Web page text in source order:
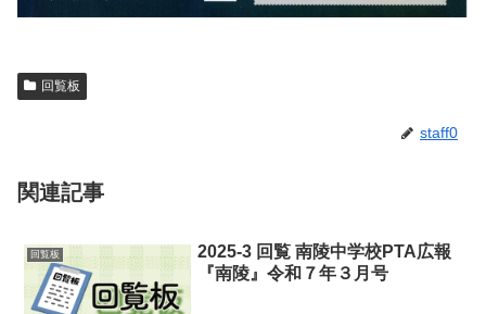
回覧板
staff0
関連記事
回覧板
2025-3 回覧 南陵中学校PTA広報
『南陵』令和７年３月号